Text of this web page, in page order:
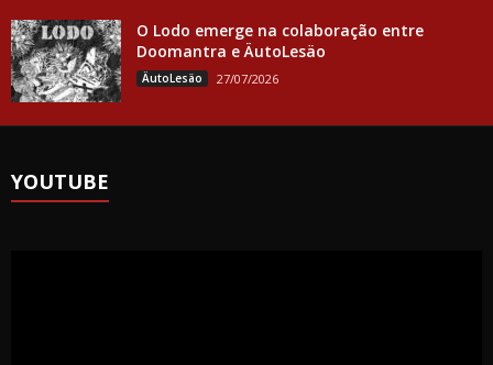
O Lodo emerge na colaboração entre
Doomantra e ÄutoLesäo
ÄutoLesäo 27/07/2026
YOUTUBE